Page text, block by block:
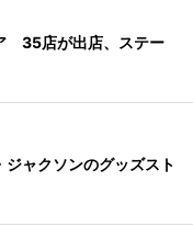
35店が出店、ステー
ャクソンのグッズスト